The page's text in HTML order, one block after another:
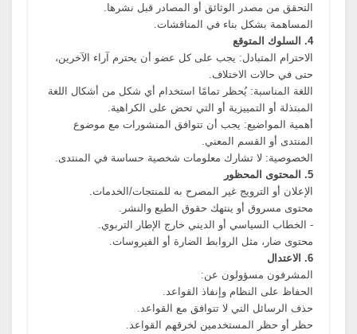
التحقق من مصدر الوثائق أو المصادر قبل نشرها.
المساهمة بشكل بناء في المناقشات.
4. السلوك المتوقع
الاحترام المتبادل: يجب على كل عضو أن يحترم آراء الآخرين،
حتى في حالات الاختلاف.
اللغة المناسبة: يُحظر تمامًا استخدام أي شكل من أشكال اللغة
المبتذلة أو التمييزية أو التي تحض على الكراهية.
أهمية المواضيع: يجب أن تتوافق المنشورات مع موضوع
المنتدى أو القسم المعني.
الخصوصية: لا تشارك معلومات شخصية حساسة في المنتدى.
5. المحتوى المحظور
الإعلان أو الترويج غير المصرح به للمنتجات/الخدمات.
محتوى مسروق أو ينتهك حقوق الطبع والنشر.
- الخطاب السياسي أو الديني خارج الإطار التربوي.
محتوى ضار، مثل الروابط الضارة أو الفيروسات.
6. الاعتدال
المشرفون مسؤولون عن:
الحفاظ على النظام وإنفاذ القواعد.
حذف الرسائل التي لا تتوافق مع القواعد.
حظر أو حظر المستخدمين لخرقهم القواعد.